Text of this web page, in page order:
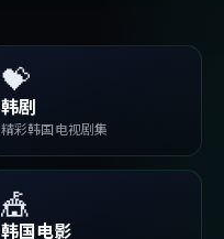
💝
韩剧
精彩韩国电视剧集
🎪
韩国电影